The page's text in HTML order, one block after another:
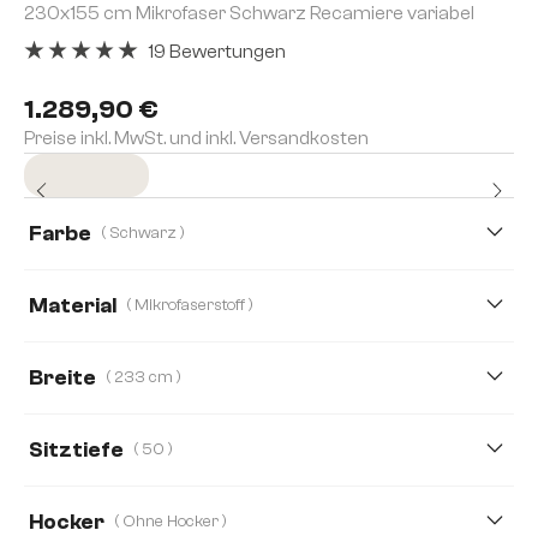
230x155 cm Mikrofaser Schwarz Recamiere variabel
1.289,90 €
Preise inkl. MwSt. und inkl. Versandkosten
19 Bewertungen
Farbe ( Schwarz )
Material ( Mikrofaserstoff )
Breite ( 233 cm )
Sitztiefe ( 50 )
Hocker ( Ohne Hocker )